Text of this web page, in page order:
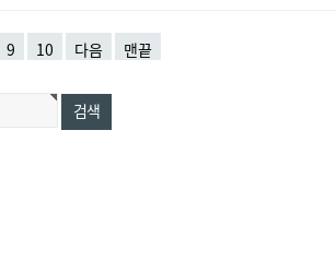
9 10 다음 맨끝